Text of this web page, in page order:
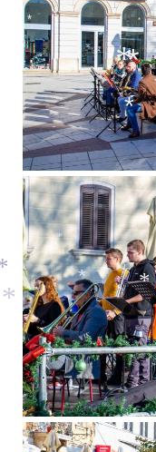
*
*
*
* *
*
* *
*
*